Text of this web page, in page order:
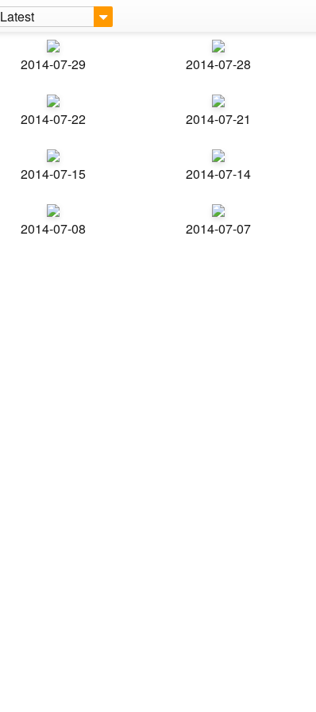
Latest
2014-07-29 2014-07-28
2014-07-22 2014-07-21
2014-07-15 2014-07-14
2014-07-08 2014-07-07